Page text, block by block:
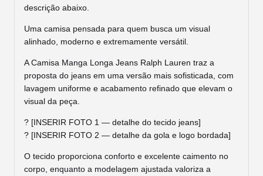
descrição abaixo.
Uma camisa pensada para quem busca um visual
alinhado, moderno e extremamente versátil.
A Camisa Manga Longa Jeans Ralph Lauren traz a
proposta do jeans em uma versão mais sofisticada, com
lavagem uniforme e acabamento refinado que elevam o
visual da peça.
? [INSERIR FOTO 1 — detalhe do tecido jeans]
? [INSERIR FOTO 2 — detalhe da gola e logo bordada]
O tecido proporciona conforto e excelente caimento no
corpo, enquanto a modelagem ajustada valoriza a